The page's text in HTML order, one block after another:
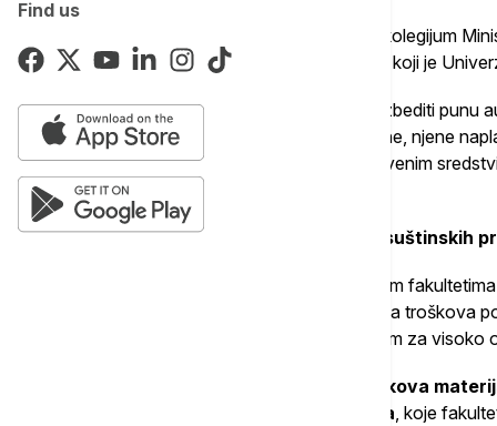
Find us
U zaključicma se navodi i da će rektorski kolegijum
i dopuna Zakona o visokom obrazovanju, koji je
Kao drugi zaključak navode da treba obezbediti punu
Srbija u pogledu utvrđivanja visine školarine, njene
iznosom tako stečenih prihoda kao sopstvenim
univerziteta i fakulteta.
Kako dodaju, to predstavlja jedan od suštinskih
Jedan od zaključaka je i da treba da se svim
iznosa stalnih troškova, kao i punog iznosa troškova
zakonom i posebnim kolektivnim ugovorom za visoko
obezbediti i pokriće troškova
srazmernom udelu budžetskih prihoda, koje